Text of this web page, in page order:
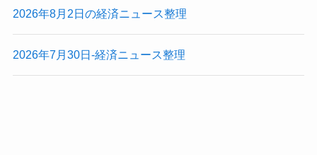
2026年8月2日の経済ニュース整理
2026年7月30日-経済ニュース整理